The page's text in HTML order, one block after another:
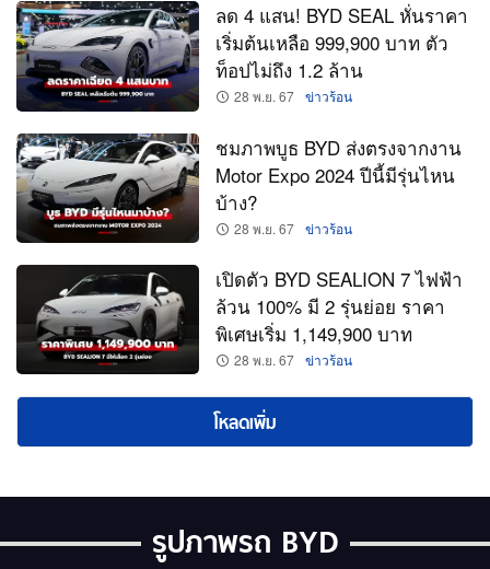
ลด 4 แสน! BYD SEAL หั่นราคา
เริ่มต้นเหลือ 999,900 บาท ตัว
ท็อปไม่ถึง 1.2 ล้าน
28 พ.ย. 67 ข่าวร้อน
ชมภาพบูธ BYD ส่งตรงจากงาน
Motor Expo 2024 ปีนี้มีรุ่นไหน
บ้าง?
28 พ.ย. 67 ข่าวร้อน
เปิดตัว BYD SEALION 7 ไฟฟ้า
ล้วน 100% มี 2 รุ่นย่อย ราคา
พิเศษเริ่ม 1,149,900 บาท
28 พ.ย. 67 ข่าวร้อน
โหลดเพิ่ม
รูปภาพรถ BYD